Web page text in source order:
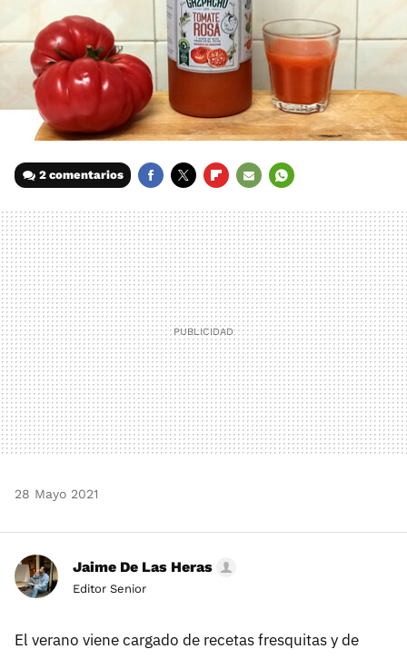
2 comentarios
MAIL
28 Mayo 2021
Jaime De Las Heras
Editor Senior
El verano viene cargado de recetas fresquitas y de